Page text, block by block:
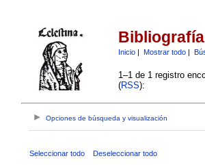
Inicio| Mostrar todo|
1–1 de 1 registro
(RSS):
Opciones de búsqueda y visualización
Seleccionar todo Deseleccionar todo